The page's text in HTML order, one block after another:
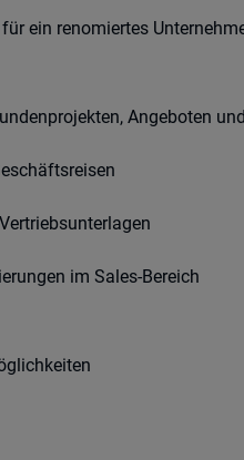
ein renomiertes
Angeboten
im Sales-Bereich